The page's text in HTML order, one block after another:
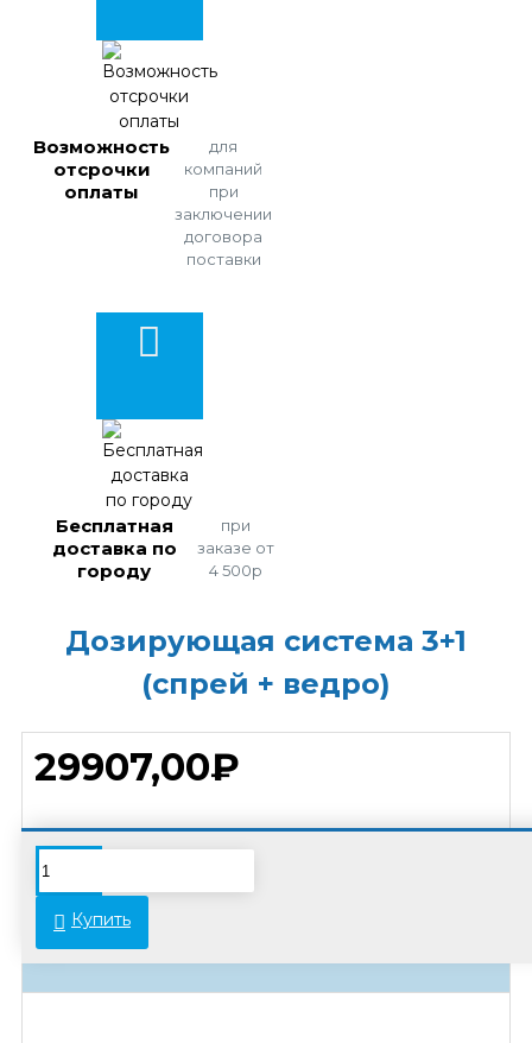
Возможность
отсрочки
оплаты
для
компаний
при
заключении
договора
поставки
Бесплатная
доставка по
городу
при
заказе от
4 500р
Дозирующая система 3+1
(спрей + ведро)
29907,00₽
Купить
В связи с переоценкой товара стоимость
некоторых позиций может отличаться от
указанной на сайте. Просьба уточнять
актуальные цены у менеджеров.